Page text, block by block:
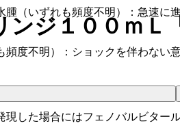
（いずれも頻度不明）：急速
度不明）：ショックを伴わな
した場合にはフェノバルビター
ジ１００ｍＬ